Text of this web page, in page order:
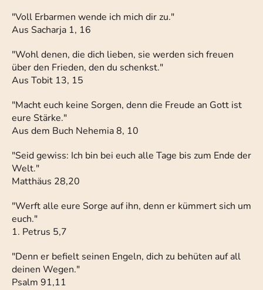
"Voll Erbarmen wende ich mich dir zu."
Aus Sacharja 1, 16
"Wohl denen, die dich lieben, sie werden sich freuen
über den Frieden, den du schenkst."
Aus Tobit 13, 15
"Macht euch keine Sorgen, denn die Freude an Gott ist
eure Stärke."
Aus dem Buch Nehemia 8, 10
"Seid gewiss: Ich bin bei euch alle Tage bis zum Ende der
Welt."
Matthäus 28,20
"Werft alle eure Sorge auf ihn, denn er kümmert sich um
euch."
1. Petrus 5,7
"Denn er befielt seinen Engeln, dich zu behüten auf all
deinen Wegen."
Psalm 91,11